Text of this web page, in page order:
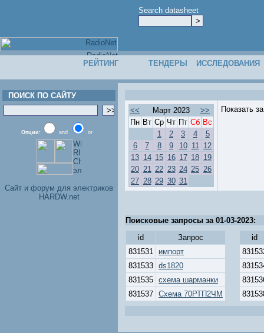
Search datasheet
РЕЙТИНГ ТЕНДЕРЫ ИССЛЕДОВАНИЯ
ПОИСК ПО САЙТУ
Опции: and or
Cайт и форум для электриков
HARDW.net
<< Март 2023
>>
Пн Вт Ср Чт Пт Сб Вс
1
2 3 4
5
6
7 8 9 10 11 12
13 14 15 16 17 18 19
20 21 22 23 24 25 26
27 28 29 30 31
Показать
Поисковые запросы за 01-03-2023:
id
Запрос
id
831531
импорт
831533 ds1820
831535 схема шарманки
831537 Схема 70РТП2ЧМ